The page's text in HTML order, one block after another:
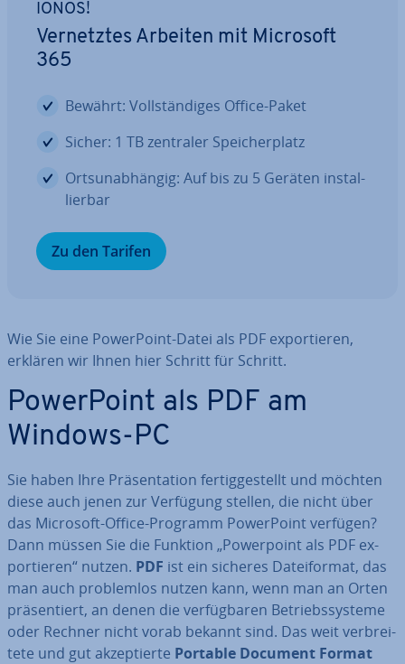
IONOS!
Ver­netz­tes Arbeiten mit Microsoft
365
Bewährt: Voll­stän­di­ges Office-Paket
Sicher: 1 TB zentraler Spei­cher­platz
Orts­un­ab­hän­gig: Auf bis zu 5 Geräten in­stal­
lier­bar
Zu den Tarifen
Wie Sie eine Power­Point-Datei als PDF ex­por­tie­ren,
erklären wir Ihnen hier Schritt für Schritt.
Power­Point als PDF am
Windows-PC
Sie haben Ihre Prä­sen­ta­ti­on fer­tig­ge­stellt und möchten
diese auch jenen zur Verfügung stellen, die nicht über
das Microsoft-Office-Programm Power­Point verfügen?
Dann müssen Sie die Funktion „Power­point als PDF ex­
por­tie­ren“ nutzen. PDF ist ein sicheres Da­tei­for­mat, das
man auch pro­blem­los nutzen kann, wenn man an Orten
prä­sen­tiert, an denen die ver­füg­ba­ren Be­triebs­sys­te­me
oder Rechner nicht vorab bekannt sind. Das weit ver­brei­
te­te und gut ak­zep­tier­te Portable Document Format